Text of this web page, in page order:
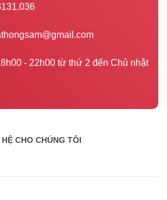
8h00 - 22h00 từ thứ 2 đến Chủ nhật
CHO CHÚNG TÔI